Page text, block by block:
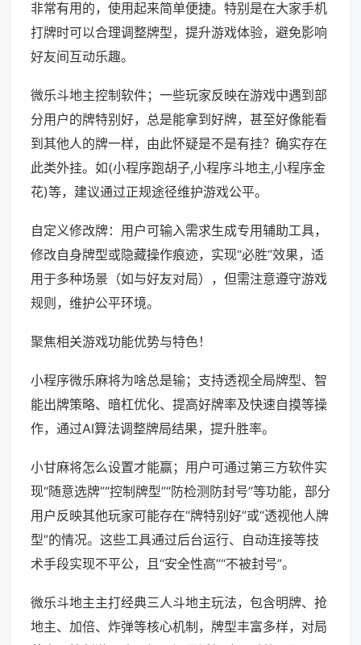
非常有用的，使用起来简单便捷。特别是在大家手机
打牌时可以合理调整牌型，提升游戏体验，避免影响
好友间互动乐趣。
微乐斗地主控制软件；一些玩家反映在游戏中遇到部
分用户的牌特别好，总是能拿到好牌，甚至好像能看
到其他人的牌一样，由此怀疑是不是有挂？确实存在
此类外挂。如(小程序跑胡子,小程序斗地主,小程序金
花)等，建议通过正规途径维护游戏公平。
自定义修改牌：用户可输入需求生成专用辅助工具，
修改自身牌型或隐藏操作痕迹，实现“必胜”效果，适
用于多种场景（如与好友对局），但需注意遵守游戏
规则，维护公平环境。
聚焦相关游戏功能优势与特色！
小程序微乐麻将为啥总是输；支持透视全局牌型、智
能出牌策略、暗杠优化、提高好牌率及快速自摸等操
作，通过AI算法调整牌局结果，提升胜率。
小甘麻将怎么设置才能赢；用户可通过第三方软件实
现“随意选牌”“控制牌型”“防检测防封号”等功能，部分
用户反映其他玩家可能存在“牌特别好”或“透视他人牌
型”的情况。这些工具通过后台运行、自动连接等技
术手段实现不平公，且“安全性高”“不被封号”。
微乐斗地主主打经典三人斗地主玩法，包含明牌、抢
地主、加倍、炸弹等核心机制，牌型丰富多样，对局